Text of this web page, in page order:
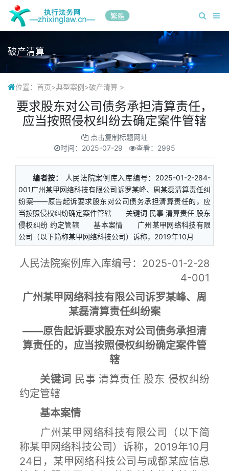
繁體
破产清算
位置： 首页>典型案例 >破产清算 >
要求股东对公司债务承担清算责任，
应当按照侵权纠纷去确定案件管辖
点击复制标题网址
时间： 2025-07-29 查看：2995
编者按：
人民法院案例库入库编号：2025-01-2-284-
001广州某甲网络科技有限公司诉罗某峰、周某磊清算责任纠
纷案——原告起诉要求股东对公司债务承担清算责任的，应
当按照侵权纠纷确定案件管辖 关键词 民事 清算责任 股东
侵权纠纷 约定管辖 基本案情 广州某甲网络科技有限
公司（以下简称某甲网络科技公司）诉称，2019年10月
人民法院案例库入库编号：2025-01-2-28
4-001
广州某甲网络科技有限公司诉罗某峰、周
某磊清算责任纠纷案
——原告起诉要求股东对公司债务承担清
算责任的，应当按照侵权纠纷确定案件管
辖
关键词 民事 清算责任 股东 侵权纠纷
约定管辖
基本案情
广州某甲网络科技有限公司（以下简
称某甲网络科技公司）诉称，2019年10月
24日，某甲网络科技公司与成都某应信息